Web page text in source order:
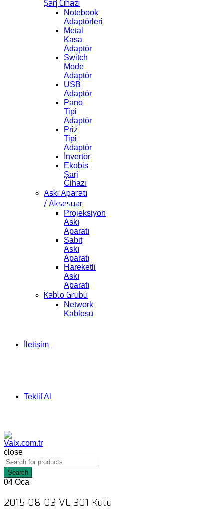
Şarj Cihazı
Notebook
Adaptörleri
Metal
Kasa
Adaptör
Switch
Mode
Adaptör
USB
Adaptör
Pano
Tipi
Adaptör
Priz
Tipi
Adaptör
İnvertör
Ekobis
Şarj
Cihazı
Askı Aparatı
/ Aksesuar
Projeksiyon
Askı
Aparatı
Sabit
Askı
Aparatı
Hareketli
Askı
Aparatı
Kablo Grubu
Network
Kablosu
İletişim
Teklif Al
close
Search
04 Oca
2015-08-03-VL-301-Kutu